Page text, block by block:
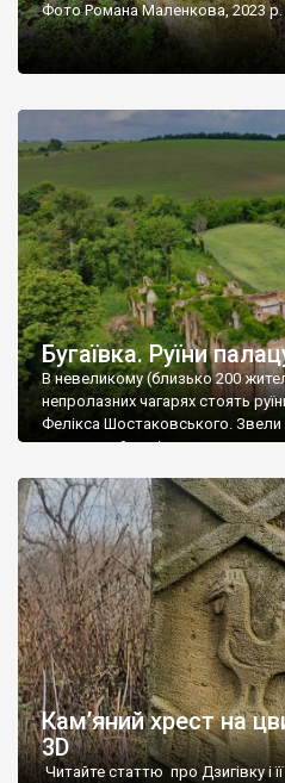
Фото Романа Маленкова, 2023 р.
Бугаївка. Руїни
В невеликому (близько 200
непролазних чагарях стоять
Фелікса Шостаковського. Звели
радянський період у ньому
століття тут розмістили
палацу виїхала лікарня – ми
Кам’яний хрест на
3D
Читайте статтю про Дзигівку і